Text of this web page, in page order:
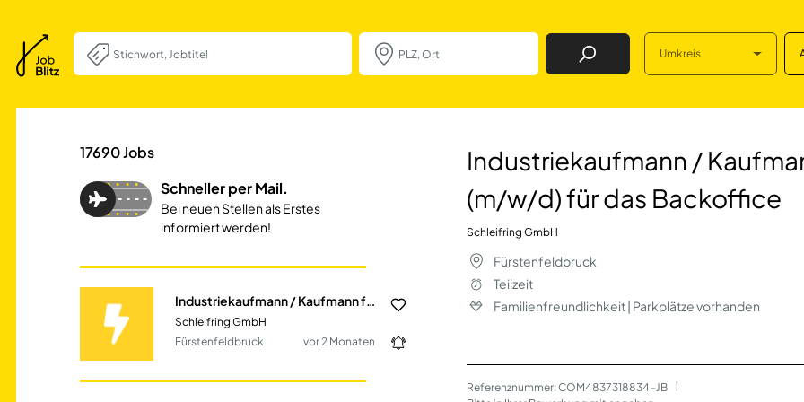
Job Finden Umkreis
Industriekaufmann / Kaufmann
17690Jobs
Schneller per Mail.
Bei neuen Stellen als Erstes
informiert werden!
Industriekaufmann / Kaufmann für Bürokommunikation (m/w/d) für das Backoffice
Schleifring GmbH
Fürstenfeldbruck
vor 2 Monaten
Industriekaufmann /
(m/w/d) für das Backoffice
Schleifring GmbH
Fürstenfeldbruck
Teilzeit
Familienfreundlichkeit | Parkplätze vorhanden
Referenznummer: COM4837318834-JB